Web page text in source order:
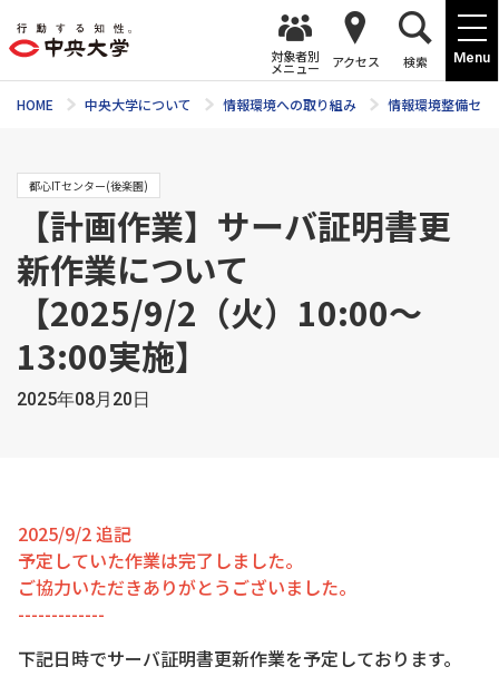
Menu
対象者別
メニュー アクセス 検索
HOME 中央大学について 情報環境への取り組み 情報環境整備セン
都心ITセンター(後楽園)
【計画作業】サーバ証明書更
新作業について
【2025/9/2（火）10:00～
13:00実施】
2025年08月20日
2025/9/2 追記
予定していた作業は完了しました。
ご協力いただきありがとうございました。
-------------
下記日時でサーバ証明書更新作業を予定しております。